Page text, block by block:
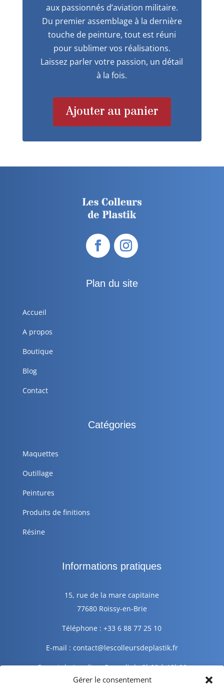
Gérer le consentement
aux passionnés d’aviation militaire.
Du premier assemblage à la dernière
touche de peinture, tout est réuni
pour sublimer vos réalisations.
Laissez parler votre passion, un détail
à la fois.
Ajouter au panier
Plan du site
Accueil
A propos
Boutique
Blog
Contact
Catégories
Maquettes
Outillage
Peintures
Produits de finitions
Résine
Informations pratiques
15, rue de la mare capitaine
77680 Roissy-en-Brie
Téléphone : +33 6 88 77 25 10
E-mail : contact@lescolleursdeplastik.fr
Ouvert du Lundi au Samedi de 9h00 à 19h00